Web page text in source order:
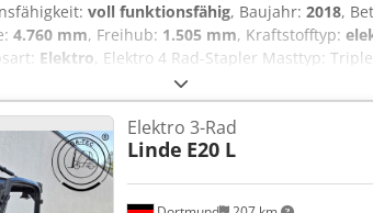
voll funktionsfähig, Baujahr: 2018,
4.760 mm, Freihub: 1.505 mm, Kraftstofftyp:
Elektro , Elektro 4 Rad-Stapler Masttyp:
funktionsfähig Zustand Technisch: gut Batterie
Elektro 3-Rad
Linde E20 L